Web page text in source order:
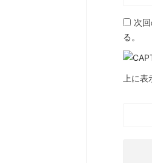
次
る。
上に